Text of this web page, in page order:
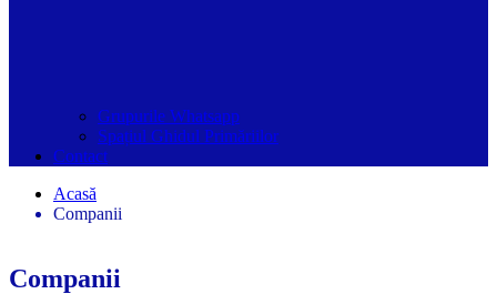
Grupurile Whatsapp
Spațiul Ghidul Primăriilor
Contact
Acasă
Companii
Companii